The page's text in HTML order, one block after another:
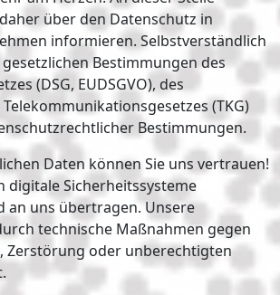
über den Datenschutz in
informieren. Selbstverständlich
Bestimmungen des
(DSG, EUDSGVO), des
(TKG)
Bestimmungen.
Daten können Sie uns vertrauen!
digitale Sicherheitssysteme
an uns übertragen. Unsere
technische Maßnahmen gegen
Zerstörung oder unberechtigten